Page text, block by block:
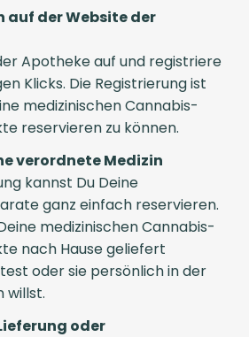
auf der Website der
Apotheke auf und registriere
Klicks. Die Registrierung ist
medizinischen Cannabis-
reservieren zu können.
verordnete Medizin
kannst Du Deine
ganz einfach reservieren.
medizinischen Cannabis-
nach Hause geliefert
oder sie persönlich in der
willst.
oder